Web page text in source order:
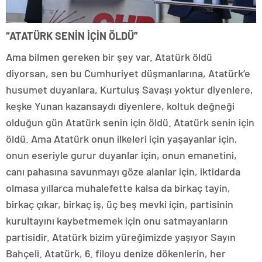
“ATATÜRK SENİN İÇİN ÖLDÜ”
Ama bilmen gereken bir şey var. Atatürk öldü
diyorsan, sen bu Cumhuriyet düşmanlarına, Atatürk’e
husumet duyanlara, Kurtuluş Savaşı yoktur diyenlere,
keşke Yunan kazansaydı diyenlere, koltuk değneği
olduğun gün Atatürk senin için öldü. Atatürk senin için
öldü. Ama Atatürk onun ilkeleri için yaşayanlar için,
onun eseriyle gurur duyanlar için, onun emanetini,
canı pahasına savunmayı göze alanlar için, iktidarda
olmasa yıllarca muhalefette kalsa da birkaç tayin,
birkaç çıkar, birkaç iş, üç beş mevki için, partisinin
kurultayını kaybetmemek için onu satmayanların
partisidir. Atatürk bizim yüreğimizde yaşıyor Sayın
Bahçeli. Atatürk, 6. filoyu denize dökenlerin, her